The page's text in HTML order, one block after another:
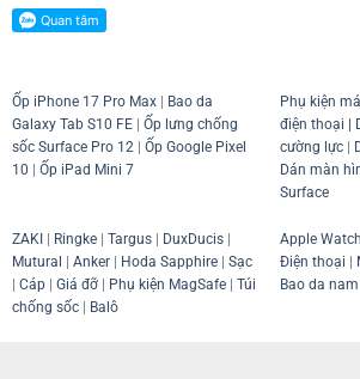
Ốp iPhone 17 Pro Max|
Bao da
Galaxy Tab S10 FE| Ốp lưng chống
sốc Surface Pro 12| Ốp Google Pixel
10
Ốp iPad Mini 7
Phụ kiện
điện thoại |
cường lực|
Dán màn
Surface
ZAKI| Ringke| Targus| DuxDucis|
Mutural | Anker| Hoda Sapphire| Sạc
| Cáp| Giá đỡ| Phụ kiện MagSafe| Túi
chống sốc| Balô
Apple Watch
Điện thoại |
Bao da